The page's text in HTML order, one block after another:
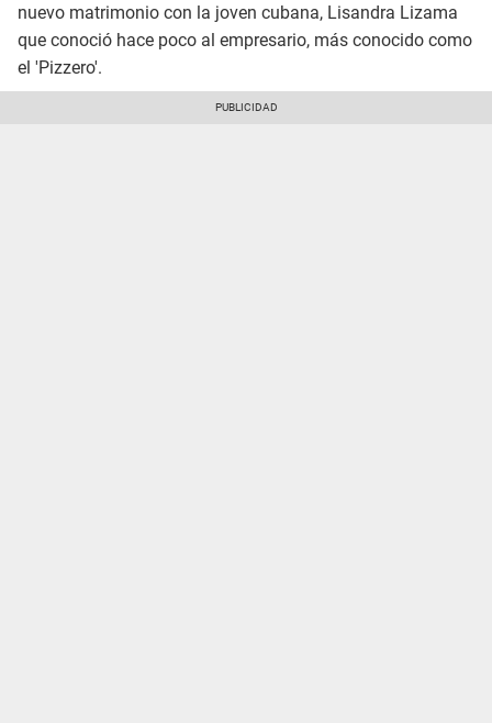
nuevo matrimonio con la joven cubana, Lisandra Lizama
que conoció hace poco al empresario, más conocido como
el 'Pizzero'.